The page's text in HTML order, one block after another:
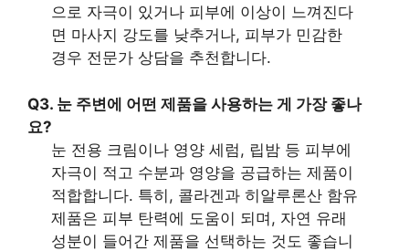
으로 자극이 있거나 피부에 이상이 느껴진다
면 마사지 강도를 낮추거나, 피부가 민감한
경우 전문가 상담을 추천합니다.
Q3. 눈 주변에 어떤 제품을 사용하는 게 가장 좋나
요?
눈 전용 크림이나 영양 세럼, 립밤 등 피부에
자극이 적고 수분과 영양을 공급하는 제품이
적합합니다. 특히, 콜라겐과 히알루론산 함유
제품은 피부 탄력에 도움이 되며, 자연 유래
성분이 들어간 제품을 선택하는 것도 좋습니